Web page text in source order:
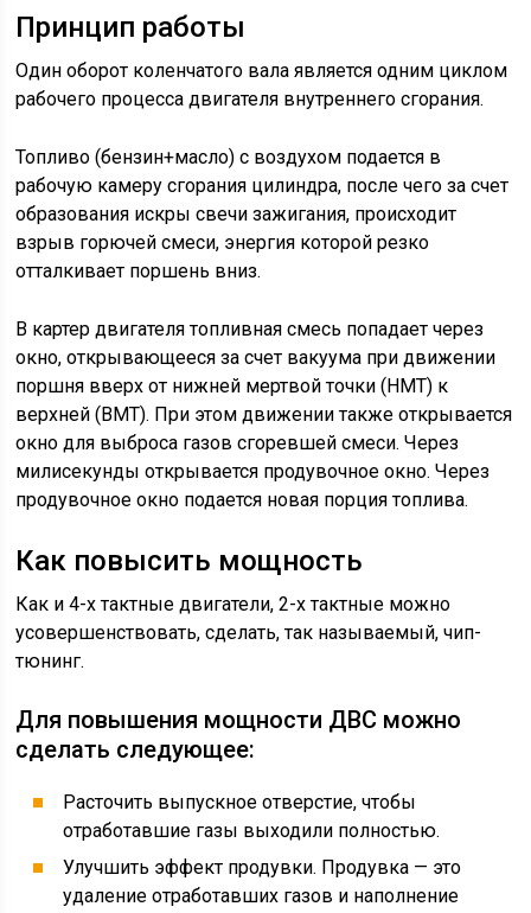
Принцип работы
Один оборот коленчатого вала является одним циклом
рабочего процесса двигателя внутреннего сгорания.
Топливо (бензин+масло) с воздухом подается в
рабочую камеру сгорания цилиндра, после чего за счет
образования искры свечи зажигания, происходит
взрыв горючей смеси, энергия которой резко
отталкивает поршень вниз.
В картер двигателя топливная смесь попадает через
окно, открывающееся за счет вакуума при движении
поршня вверх от нижней мертвой точки (НМТ) к
верхней (ВМТ). При этом движении также открывается
окно для выброса газов сгоревшей смеси. Через
милисекунды открывается продувочное окно. Через
продувочное окно подается новая порция топлива.
Как повысить мощность
Как и 4-х тактные двигатели, 2-х тактные можно
усовершенствовать, сделать, так называемый, чип-
тюнинг.
Для повышения мощности ДВС можно
сделать следующее:
Расточить выпускное отверстие, чтобы
отработавшие газы выходили полностью.
Улучшить эффект продувки. Продувка — это
удаление отработавших газов и наполнение